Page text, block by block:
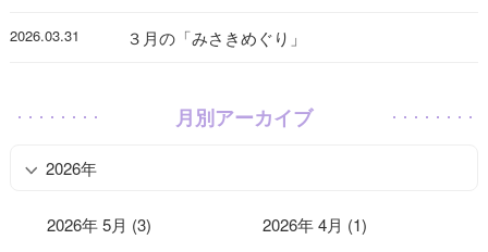
2026.03.31 ３月の「みさきめぐり」
月別アーカイブ
2026年
2026年 5月 (3) 2026年 4月 (1)